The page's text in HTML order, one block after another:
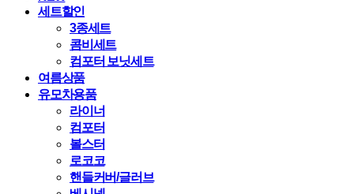
세트할인
3종세트
콤비세트
컴포터 보닛세트
여름상품
유모차용품
라이너
컴포터
볼스터
로코코
핸들커버/글러브